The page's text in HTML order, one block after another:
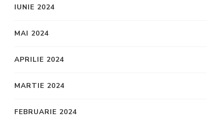
IUNIE 2024
MAI 2024
APRILIE 2024
MARTIE 2024
FEBRUARIE 2024